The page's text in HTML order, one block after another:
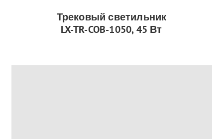
Трековый светильник
LX-TR-COB-1050, 45 Вт